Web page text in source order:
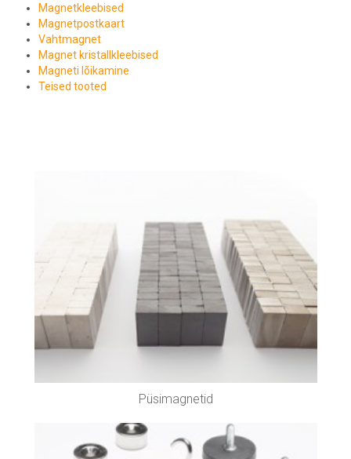
Magnetkleebised
Magnetpostkaart
Vahtmagnet
Magnet kristallkleebised
Magneti lõikamine
Teised tooted
Püsimagnetid